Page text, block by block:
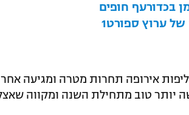
בכדורעף חופים
ערוץ ספורט1
אירופה תחרות מטרה ומגיעה
יותר טוב מתחילת השנה ומקווה